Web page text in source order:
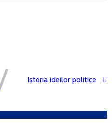
Istoria ideilor politice